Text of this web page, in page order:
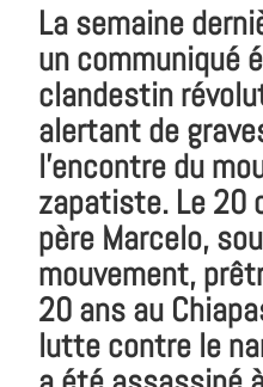
La semaine
un communiqué
clandestin
alertant de
l’encontre du
zapatiste. Le 20
père Marcelo,
mouvement,
20 ans au
lutte contre le